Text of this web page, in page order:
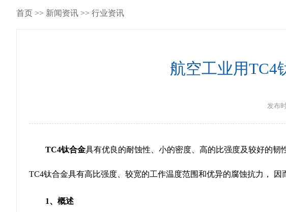
首页 >> 新闻资讯 >> 行业资讯
航空工业用TC4
发布
TC4钛合金具有优良的耐蚀性、小的密度、高的比强度及较好的
TC4钛合金具有高比强度、较宽的工作温度范围和优异的腐蚀抗力，
1、概述